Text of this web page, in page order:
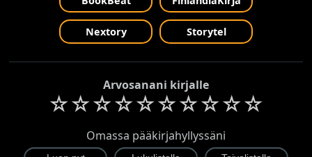
Nextory Storytel
Arvosanani kirjalle
☆☆☆☆☆☆☆☆☆☆
Omassa pääkirjahyllyssäni